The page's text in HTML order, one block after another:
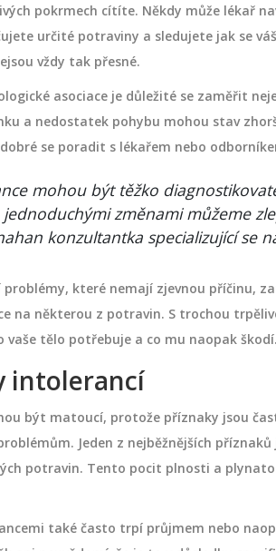
pokrmech cítíte. Někdy může lékař
určité potraviny a sledujete jak se
vždy tak přesné.
asociace je důležité se zaměřit
a nedostatek pohybu mohou stav
se poradit s lékařem nebo
mohou být těžko
změnami můžeme
konzultantka specializující se
které nemají zjevnou příčinu,
na některou z potravin. S trochou
tělo potřebuje a co mu naopak
intolerancí
být matoucí, protože příznaky jsou
Jeden z nejběžnějších
potravin. Tento pocit plnosti a
také často trpí průjmem nebo
pro pleť: Co
přínosům pro zdraví
článek se zaměřuje
funguje, proč je
jej správně používat,
zářivá a zdravá.
Jak
muže
předešli
dubna 20